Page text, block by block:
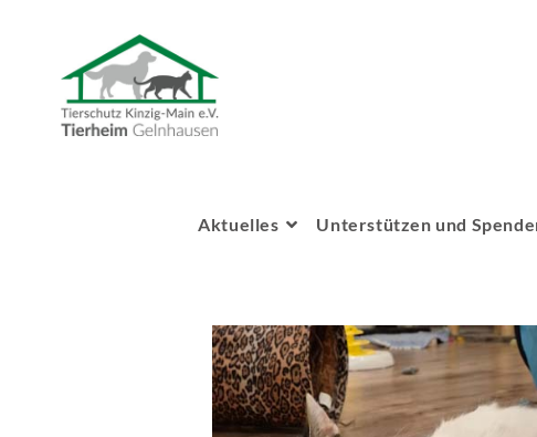
Aktuelles Unterstützen und